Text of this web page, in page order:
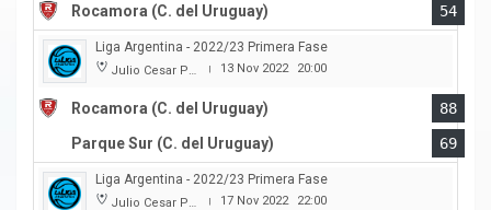
Rocamora (C. del Uruguay)
54
Liga Argentina - 2022/23 Primera Fase
Julio Cesar Paccagnella | 13 Nov 2022 20:00
Rocamora (C. del Uruguay)
88
Parque Sur (C. del Uruguay)
69
Liga Argentina - 2022/23 Primera Fase
Julio Cesar Paccagnella | 17 Nov 2022 22:00